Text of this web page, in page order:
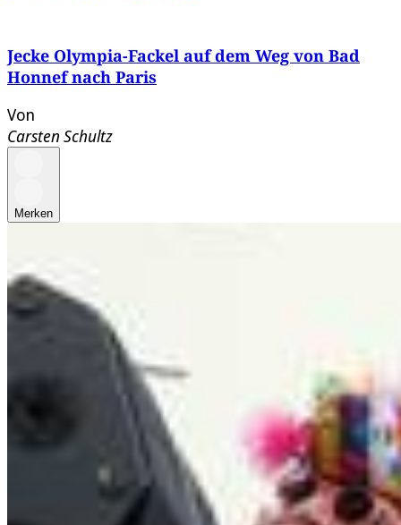
Jecke Olympia-Fackel auf dem Weg von Bad
Honnef nach Paris
Von
Carsten Schultz
Merken